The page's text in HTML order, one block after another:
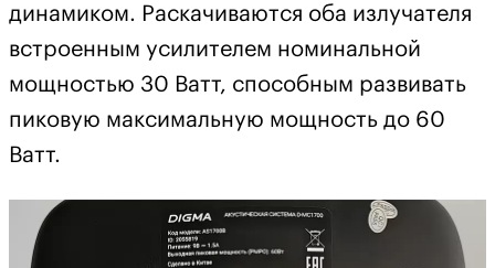
динамиком. Раскачиваются оба излучателя
встроенным усилителем номинальной
мощностью 30 Ватт, способным развивать
пиковую максимальную мощность до 60
Ватт.